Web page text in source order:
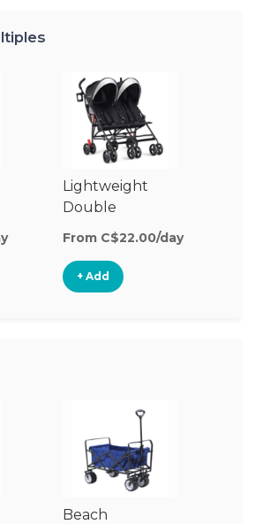
Lightweight
Double
Stroller
From C$22.00/day
+ Add
Beach